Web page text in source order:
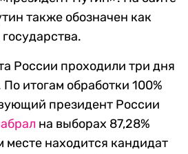
также обозначен как
России проходили три дня
итогам обработки 100%
президент России
на выборах 87,28%
месте находится кандидат